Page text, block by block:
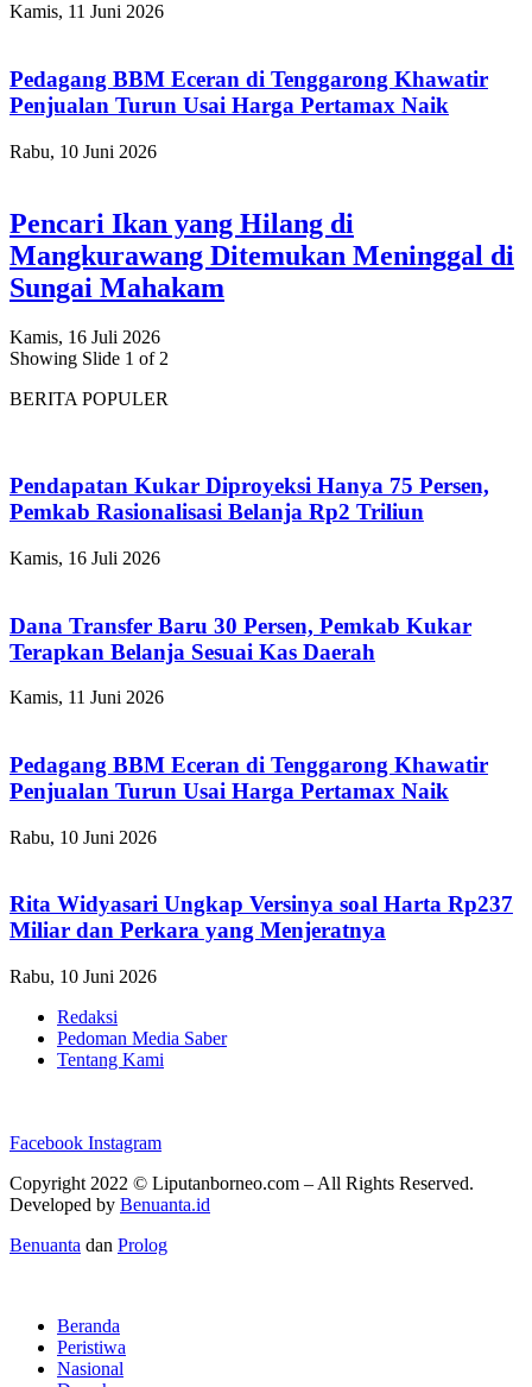
Kamis, 11 Juni 2026
Pedagang BBM Eceran di Tenggarong Khawatir
Penjualan Turun Usai Harga Pertamax Naik
Rabu, 10 Juni 2026
Pencari Ikan yang Hilang di
Mangkurawang Ditemukan Meninggal di
Sungai Mahakam
Kamis, 16 Juli 2026
Showing Slide 1 of 2
BERITA POPULER
Pendapatan Kukar Diproyeksi Hanya 75 Persen,
Pemkab Rasionalisasi Belanja Rp2 Triliun
Kamis, 16 Juli 2026
Dana Transfer Baru 30 Persen, Pemkab Kukar
Terapkan Belanja Sesuai Kas Daerah
Kamis, 11 Juni 2026
Pedagang BBM Eceran di Tenggarong Khawatir
Penjualan Turun Usai Harga Pertamax Naik
Rabu, 10 Juni 2026
Rita Widyasari Ungkap Versinya soal Harta Rp237
Miliar dan Perkara yang Menjeratnya
Rabu, 10 Juni 2026
Redaksi
Pedoman Media Saber
Tentang Kami
Facebook Instagram
Copyright 2022 © Liputanborneo.com – All Rights Reserved.
Developed by Benuanta.id
Benuanta dan Prolog
Beranda
Peristiwa
Nasional